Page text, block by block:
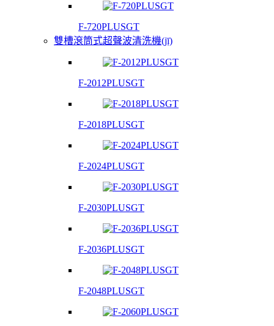
F-720PLUSGT
雙槽滾筒式超聲波清洗機(jī)
F-2012PLUSGT
F-2018PLUSGT
F-2024PLUSGT
F-2030PLUSGT
F-2036PLUSGT
F-2048PLUSGT